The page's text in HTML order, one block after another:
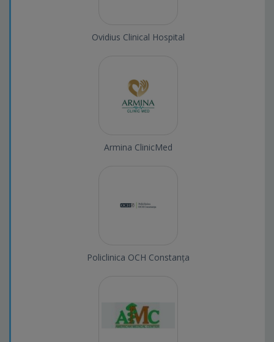
Ovidius Clinical Hospital
Armina ClinicMed
Policlinica OCH Constanța